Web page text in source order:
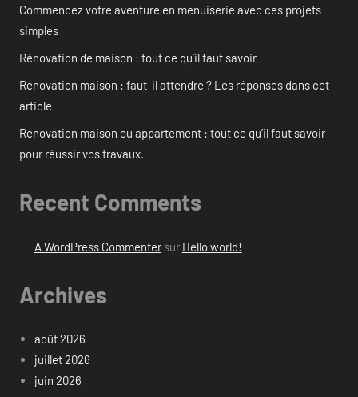
Commencez votre aventure en menuiserie avec ces projets
simples
Rénovation de maison : tout ce qu’il faut savoir
Rénovation maison : faut-il attendre ? Les réponses dans cet
article
Rénovation maison ou appartement : tout ce qu’il faut savoir
pour réussir vos travaux.
Recent Comments
A WordPress Commentersur Hello world!
Archives
août 2026
juillet 2026
juin 2026